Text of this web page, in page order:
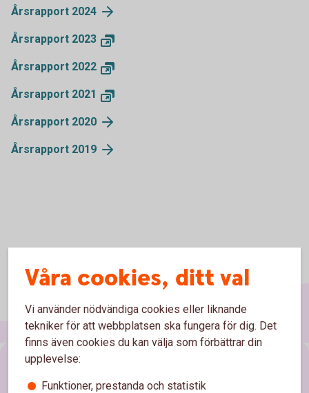
Årsrapport 2024
Årsrapport 2023
Årsrapport 2022
Årsrapport 2021
Årsrapport 2020
Årsrapport 2019
Våra cookies, ditt val
Vi använder nödvändiga cookies eller liknande
tekniker för att webbplatsen ska fungera för dig. Det
finns även cookies du kan välja som förbättrar din
upplevelse:
Funktioner, prestanda och statistik
Sidfot
Hitta snabbt